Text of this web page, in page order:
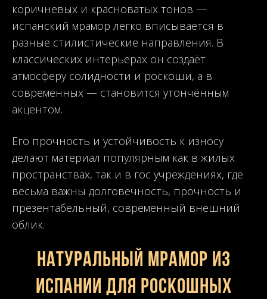
коричневых и красноватых тонов —
испанский мрамор легко вписывается в
разные стилистические направления. В
классических интерьерах он создаёт
атмосферу солидности и роскоши, а в
современных — становится утончённым
акцентом.
Его прочность и устойчивость к износу
делают материал популярным как в жилых
пространствах, так и в гос учреждениях, где
весьма важны долговечность, прочность и
презентабельный, современный внешний
облик.
Натуральный мрамор из
Испании для роскошных